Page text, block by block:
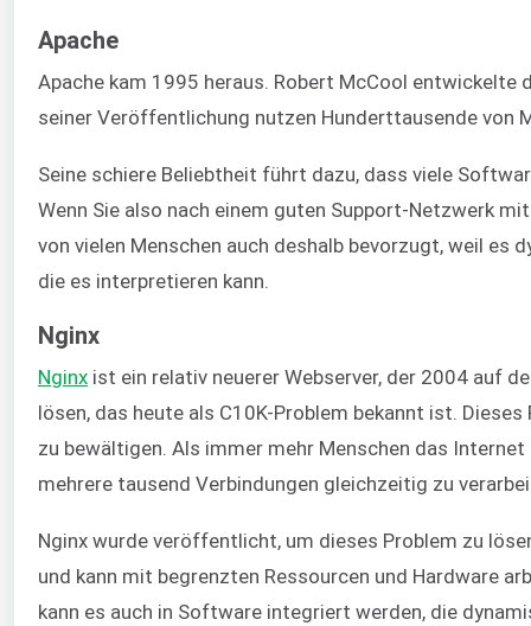
Apache
Apache kam 1995 heraus. Robert McCool entwickelte
seiner Veröffentlichung nutzen Hunderttausende von
Seine schiere Beliebtheit führt dazu, dass viele
Wenn Sie also nach einem guten Support-Netzwerk
von vielen Menschen auch deshalb bevorzugt, weil es
die es interpretieren kann.
Nginx
Nginx ist ein relativ neuerer Webserver, der 2004 auf
lösen, das heute als C10K-Problem bekannt ist.
zu bewältigen. Als immer mehr Menschen das
mehrere tausend Verbindungen gleichzeitig zu
Nginx wurde veröffentlicht, um dieses Problem zu
und kann mit begrenzten Ressourcen und Hardware
kann es auch in Software integriert werden, die